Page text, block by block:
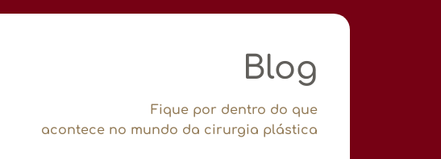
Blog
Fique por dentro do que
acontece no mundo da cirurgia plástica